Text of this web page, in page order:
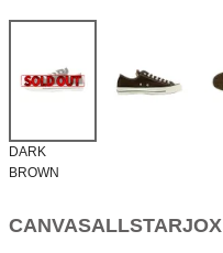
DARK
BROWN
CANVASALLSTARJOX